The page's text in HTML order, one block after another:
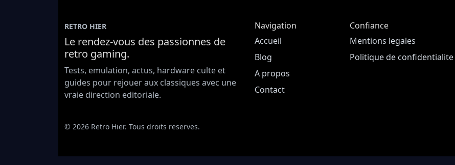
RETRO HIER
Le rendez-vous des passionnes de
retro gaming.
Tests, emulation, actus, hardware culte et
guides pour rejouer aux classiques avec une
vraie direction editoriale.
Navigation
Accueil
Blog
A propos
Contact
Confiance
Mentions legales
Politique de confidentialite
© 2026 Retro Hier. Tous droits reserves.